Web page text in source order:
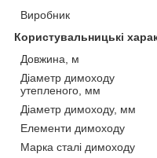
Виробник
Користувальницькі
Довжина, м
Діаметр димоходу
утепленого, мм
Діаметр димоходу, мм
Елементи димоходу
Марка сталі димоходу